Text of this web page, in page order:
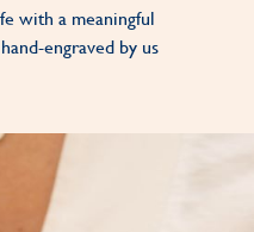
with a meaningful
engraved by us